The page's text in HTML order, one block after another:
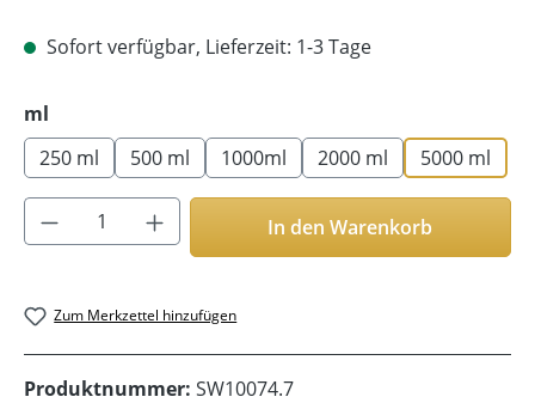
Sofort verfügbar, Lieferzeit: 1-3 Tage
ml
250 ml
500 ml 1000ml 2000 ml 5000 ml
Produkt Anzahl: Gib den gewünschten
In den Warenkorb
Zum Merkzettel hinzufügen
Produktnummer: SW10074.7